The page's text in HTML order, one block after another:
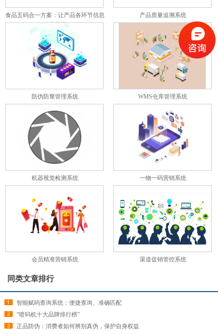
食品五码合一方案：让产品各环节信息
彼此关联
产品质量追溯系统
防伪防窜管理系统 WMS仓库管理系统
机器视觉检测系统 一物一码营销系统
会员精准营销系统 渠道促销管控系统
同类文章排行
智能赋码查询系统：便捷查询、准确匹配
“喷码机十大品牌排行榜”
正品防伪：消费者如何辨别真伪，保护自身权益